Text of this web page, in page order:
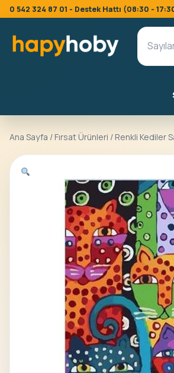
0 542 324 87 01 - Destek Hattı (08:30 -
Ana Sayfa / Fırsat Ürünleri / Renkli Kediler